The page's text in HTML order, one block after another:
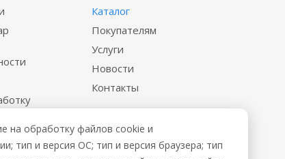
файл
Каталог
Покупателям
Услуги
Новости
Контакты
на обработку файлов cookie и
тип и версия ОС; тип и версия браузера; тип